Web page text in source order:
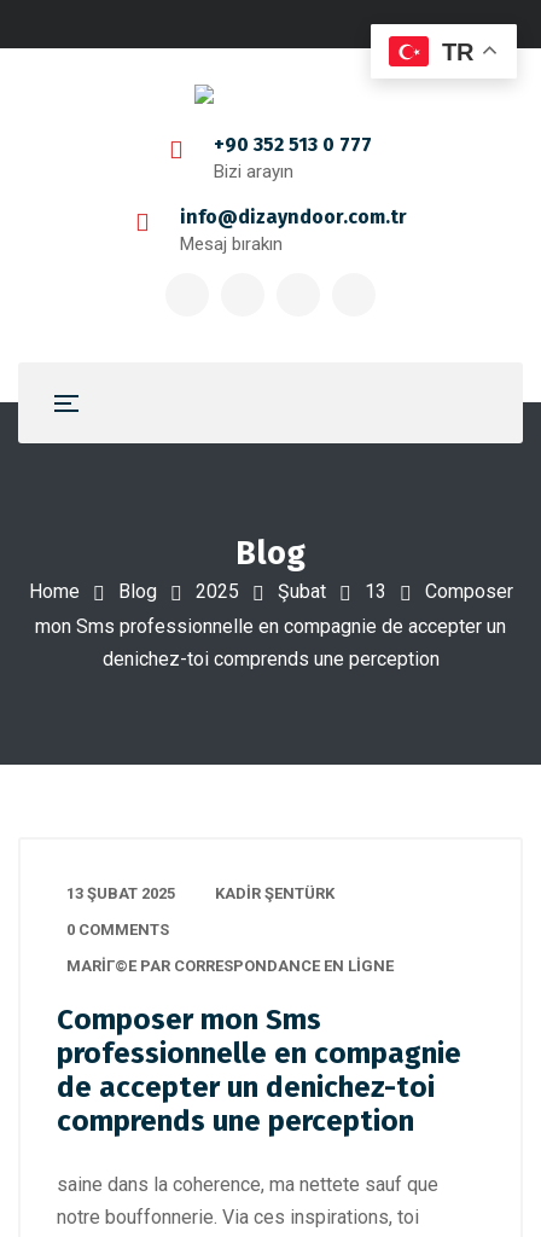
+90 352 513 0 777
Bizi arayın
info@dizayndoor.com.tr
Mesaj bırakın
Blog
Home Blog 2025 Şubat 13
Composer
mon Sms professionnelle en compagnie de accepter un
denichez-toi comprends une perception
13 ŞUBAT 2025
KADIR ŞENTÜRK
0 COMMENTS
MARIГ©E PAR CORRESPONDANCE EN LIGNE
Composer mon Sms
professionnelle en compagnie
de accepter un denichez-toi
comprends une perception
saine dans la coherence, ma nettete sauf que
notre bouffonnerie. Via ces inspirations, toi
TR